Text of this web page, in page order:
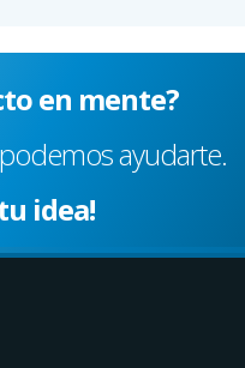
en mente?
ayudarte.
idea!